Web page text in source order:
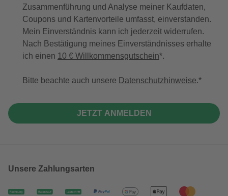
Zusammenführung und Analyse meiner Kaufdaten,
Coupons und Kartenvorteile umfasst, einverstanden.
Mein Einverständnis kann ich jederzeit widerrufen.
Nach Bestätigung meines Einverständnisses erhalte
ich einen 10 € Willkommensgutschein*.
Bitte beachte auch unsere Datenschutzhinweise.
JETZT ANMELDEN
Unsere Zahlungsarten